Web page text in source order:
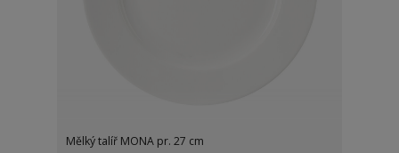
Mělký talíř MONA pr. 27 cm